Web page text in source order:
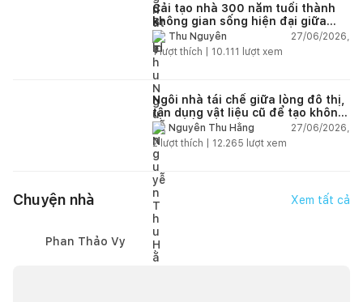
Cải tạo nhà 300 năm tuổi thành
không gian sống hiện đại giữa
thiên nhiên
Thu Nguyễn
27/06/2026,
1lượt thích | 10.111 lượt xem
Ngôi nhà tái chế giữa lòng đô thị,
tận dụng vật liệu cũ để tạo không
gian sống linh hoạt
Nguyễn Thu Hằng
27/06/2026,
2lượt thích | 12.265 lượt xem
Chuyện nhà Xem tất cả
Phan Thảo Vy